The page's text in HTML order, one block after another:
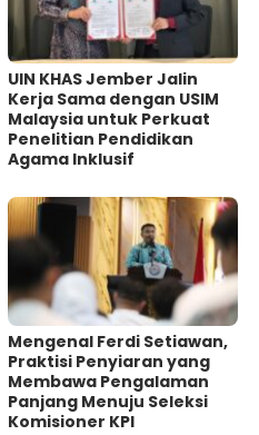
UIN KHAS Jember Jalin
Kerja Sama dengan USIM
Malaysia untuk Perkuat
Penelitian Pendidikan
Agama Inklusif
Mengenal Ferdi Setiawan,
Praktisi Penyiaran yang
Membawa Pengalaman
Panjang Menuju Seleksi
Komisioner KPI